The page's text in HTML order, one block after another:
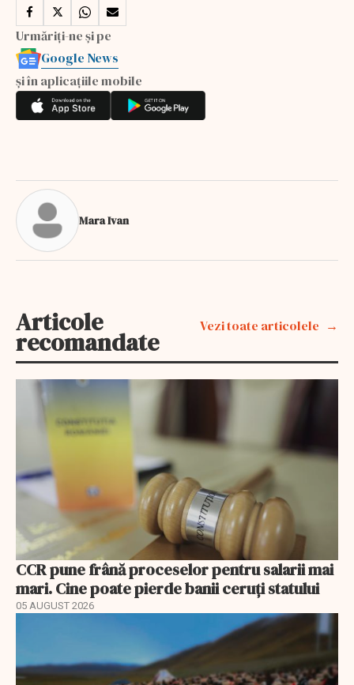
Urmăriți-ne și pe
Google News
și în aplicațiile mobile
Mara Ivan
Articole
recomandate
Vezi toate articolele
CCR pune frână proceselor pentru salarii mai
mari. Cine poate pierde banii ceruți statului
05 AUGUST 2026